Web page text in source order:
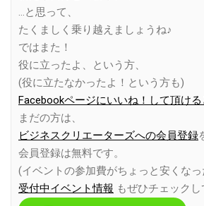
…と思って、
たくましく乗り越えましょうね♪
ではまた！
役に立ったよ、という方、
(役に立たなかったよ！という方も)
Facebookページにいいね！して頂け
まだの方は、
ビジネスクリエーターズへの会員登録
会員登録は無料です。
(イベントの参加費がちょっと安くな
受付中イベント情報 もぜひチェックし